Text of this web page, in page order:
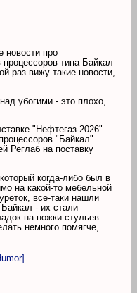
новости про
процессоров типа Байкал
раз вижу такие новости,
убогими - это плохо,
"Нефтегаз-2026"
"Байкал"
Реглаб на поставку
когда-либо был в
на какой-то мебельной
все-таки нашли
- их стали
на ножки стульев.
немного помягче,